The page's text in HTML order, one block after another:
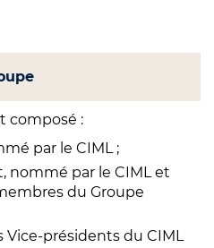
composé :
par le CIML ;
nommé par le CIML et
du Groupe
Vice-présidents du CIML